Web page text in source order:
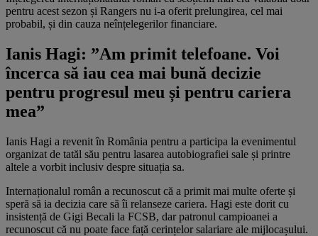
pentru acest sezon și Rangers nu i-a oferit prelungirea, cel mai
probabil, și din cauza neînțelegerilor financiare.
Ianis Hagi: ”Am primit telefoane. Voi
încerca să iau cea mai bună decizie
pentru progresul meu și pentru cariera
mea”
Ianis Hagi a revenit în România pentru a participa la evenimentul
organizat de tatăl său pentru lasarea autobiografiei sale și printre
altele a vorbit inclusiv despre situația sa.
Internaționalul român a recunoscut că a primit mai multe oferte și
speră să ia decizia care să îi relanseze cariera. Hagi este dorit cu
insistență de Gigi Becali la FCSB, dar patronul campioanei a
recunoscut că nu poate face față cerințelor salariare ale mijlocașului.